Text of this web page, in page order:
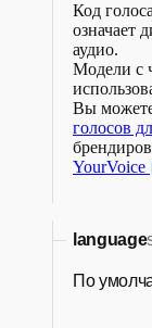
Код
означает
аудио.
Модели с
Вы можете
голосов
YourVoice
language
По